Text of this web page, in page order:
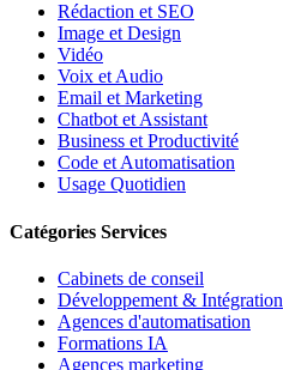
Rédaction et SEO
Image et Design
Vidéo
Voix et Audio
Email et Marketing
Chatbot et Assistant
Business et Productivité
Code et Automatisation
Usage Quotidien
Catégories Services
Cabinets de conseil
Développement & Intégration
Agences d'automatisation
Formations IA
Agences marketing